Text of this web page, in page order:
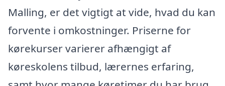
Malling, er det vigtigt at vide, hvad du kan
forvente i omkostninger. Priserne for
kørekurser varierer afhængigt af
køreskolens tilbud, lærernes erfaring,